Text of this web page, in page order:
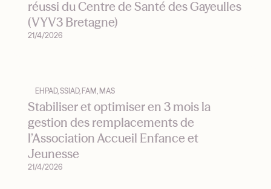
réussi du Centre de Santé des Gayeulles
(VYV3 Bretagne)
21/4/2026
EHPAD, SSIAD, FAM, MAS
Stabiliser et optimiser en 3 mois la
gestion des remplacements de
l’Association Accueil Enfance et
Jeunesse
21/4/2026